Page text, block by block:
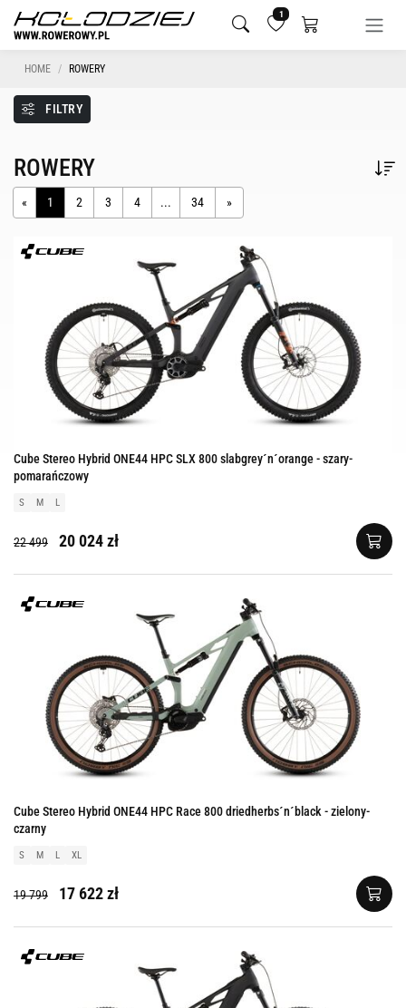
1
HOME ROWERY
FILTRY
ROWERY
« 1 2 3 4 ... 34 »
Cube Stereo Hybrid ONE44 HPC SLX 800 slabgrey´n´orange - szary-
pomarańczowy
S M L
22 499 20 024 zł
Cube Stereo Hybrid ONE44 HPC Race 800 driedherbs´n´black - zielony-
czarny
S M L XL
19 799 17 622 zł